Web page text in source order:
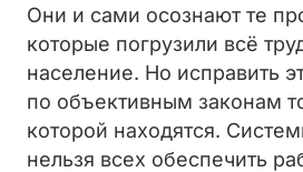
Они и сами осознают те
которые погрузили всё
население. Но исправить
по объективным законам
которой находятся.
нельзя всех обеспечить